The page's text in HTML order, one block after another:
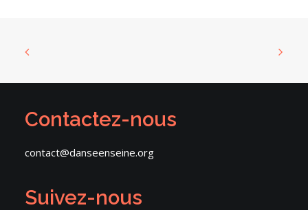
Contactez-nous
contact@danseenseine.org
Suivez-nous